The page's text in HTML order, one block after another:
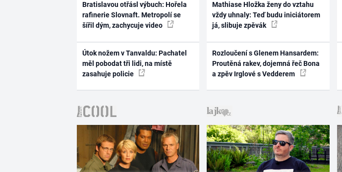
Bratislavou otřásl výbuch: Hořela
rafinerie Slovnaft. Metropolí se
šířil dým, zachycuje video
Útok nožem v Tanvaldu: Pachatel
měl pobodat tři lidi, na místě
zasahuje policie
Mathiase Hložka ženy do vztahu
vždy uhnaly: Teď budu iniciátorem
já, slibuje zpěvák
Rozloučení s Glenem Hansardem:
Proutěná rakev, dojemná řeč Bona
a zpěv Irglové s Vedderem